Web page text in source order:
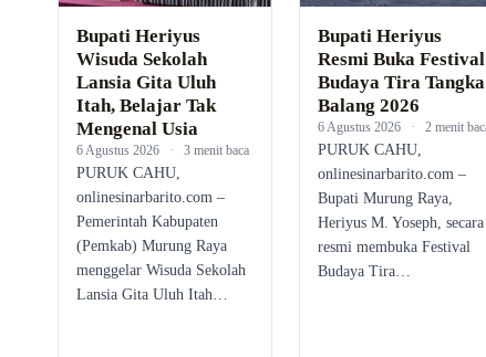
Bupati Heriyus
Wisuda Sekolah
Lansia Gita Uluh
Itah, Belajar Tak
Mengenal Usia
6 Agustus 2026 · 3 menit baca
PURUK CAHU,
onlinesinarbarito.com –
Pemerintah Kabupaten
(Pemkab) Murung Raya
menggelar Wisuda Sekolah
Lansia Gita Uluh Itah…
Bupati Heriyus
Resmi Buka Festival
Budaya Tira Tangka
Balang 2026
6 Agustus 2026 · 2 menit
PURUK CAHU,
onlinesinarbarito.com –
Bupati Murung Raya,
Heriyus M. Yoseph, secara
resmi membuka Festival
Budaya Tira…